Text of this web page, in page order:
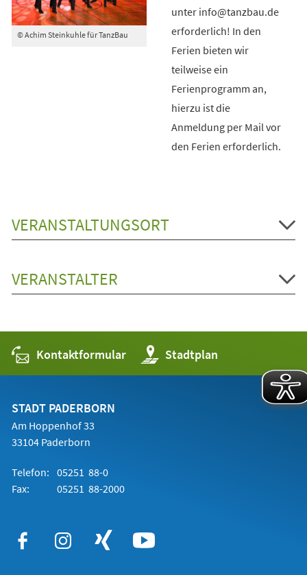
© Achim Steinkuhle für TanzBau
unter info@tanzbau.de
erforderlich! In den
Ferien bieten wir
teilweise ein
Ferienprogramm an,
hierzu ist die
Anmeldung per Mail vor
den Ferien erforderlich.
VERANSTALTUNGSORT
VERANSTALTER
Kontaktformular Stadtplan
(Öffnet
in
einem
STADT PADERBORN
Am Hoppenhof 33
33104 Paderborn
Telefon: 05251 88-0
Fax:
05251 88-2000